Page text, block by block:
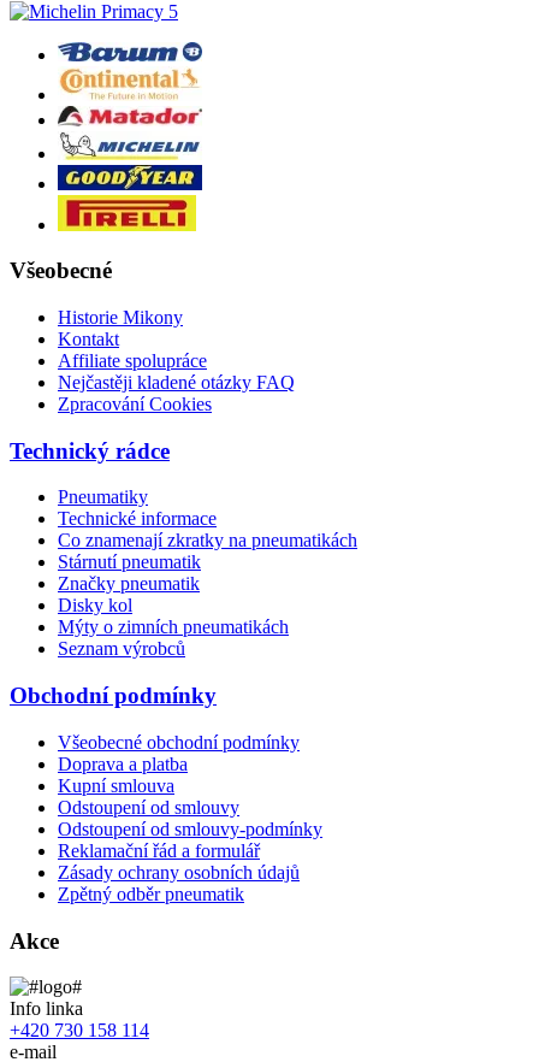
Všeobecné
Historie Mikony
Kontakt
Affiliate spolupráce
Nejčastěji kladené otázky FAQ
Zpracování Cookies
Technický rádce
Pneumatiky
Technické informace
Co znamenají zkratky na pneumatikách
Stárnutí pneumatik
Značky pneumatik
Disky kol
Mýty o zimních pneumatikách
Seznam výrobců
Obchodní podmínky
Všeobecné obchodní podmínky
Doprava a platba
Kupní smlouva
Odstoupení od smlouvy
Odstoupení od smlouvy-podmínky
Reklamační řád a formulář
Zásady ochrany osobních údajů
Zpětný odběr pneumatik
Akce
Info linka
+420 730 158 114
e-mail